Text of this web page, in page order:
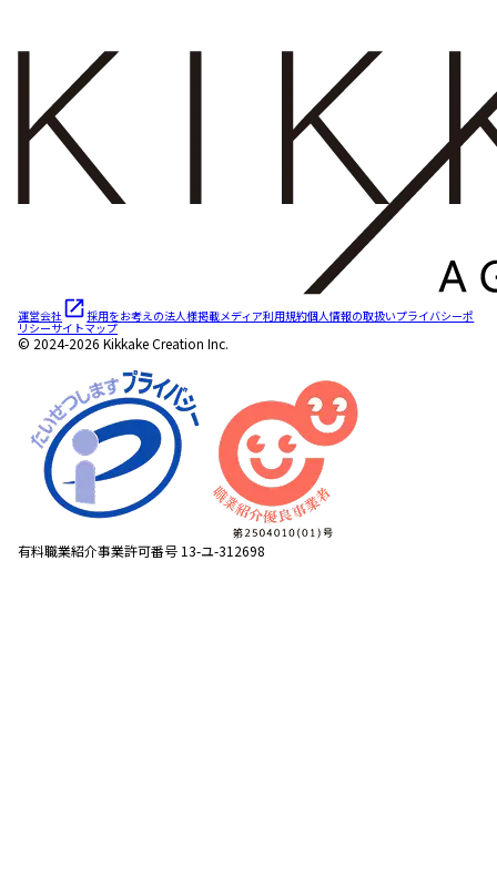
運営会社 採用をお考えの法人様掲載メディア利用規約個人情報の取扱いプライバシーポ
リシーサイトマップ
© 2024-2026 Kikkake Creation Inc.
有料職業紹介事業許可番号 13-ユ-312698